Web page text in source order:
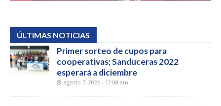
ÚLTIMAS NOTICIAS
Primer sorteo de cupos para
cooperativas; Sanduceras 2022
esperará a diciembre
agosto 7, 2026 - 12:08 am